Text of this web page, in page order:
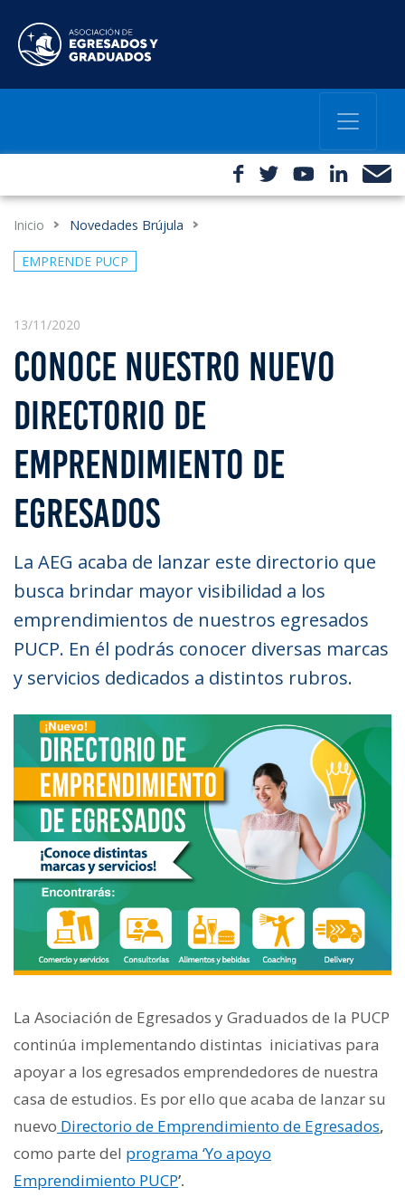
Inicio Novedades Brújula
EMPRENDE PUCP
13/11/2020
CONOCE NUESTRO NUEVO
DIRECTORIO DE
EMPRENDIMIENTO DE
EGRESADOS
La AEG acaba de lanzar este directorio que
busca brindar mayor visibilidad a los
emprendimientos de nuestros egresados
PUCP. En él podrás conocer diversas marcas
y servicios dedicados a distintos rubros.
La Asociación de Egresados y Graduados de la PUCP
continúa implementando distintas iniciativas para
apoyar a los egresados emprendedores de nuestra
casa de estudios. Es por ello que acaba de lanzar su
nuevo Directorio de Emprendimiento de Egresados,
como parte del programa ‘Yo apoyo
Emprendimiento PUCP’.